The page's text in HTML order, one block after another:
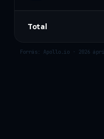
Total
Forrás: Apollo.io · 2026